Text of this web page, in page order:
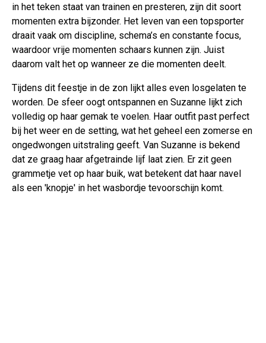
in het teken staat van trainen en presteren, zijn dit soort
momenten extra bijzonder. Het leven van een topsporter
draait vaak om discipline, schema’s en constante focus,
waardoor vrije momenten schaars kunnen zijn. Juist
daarom valt het op wanneer ze die momenten deelt.
Tijdens dit feestje in de zon lijkt alles even losgelaten te
worden. De sfeer oogt ontspannen en Suzanne lijkt zich
volledig op haar gemak te voelen. Haar outfit past perfect
bij het weer en de setting, wat het geheel een zomerse en
ongedwongen uitstraling geeft. Van Suzanne is bekend
dat ze graag haar afgetrainde lijf laat zien. Er zit geen
grammetje vet op haar buik, wat betekent dat haar navel
als een 'knopje' in het wasbordje tevoorschijn komt.